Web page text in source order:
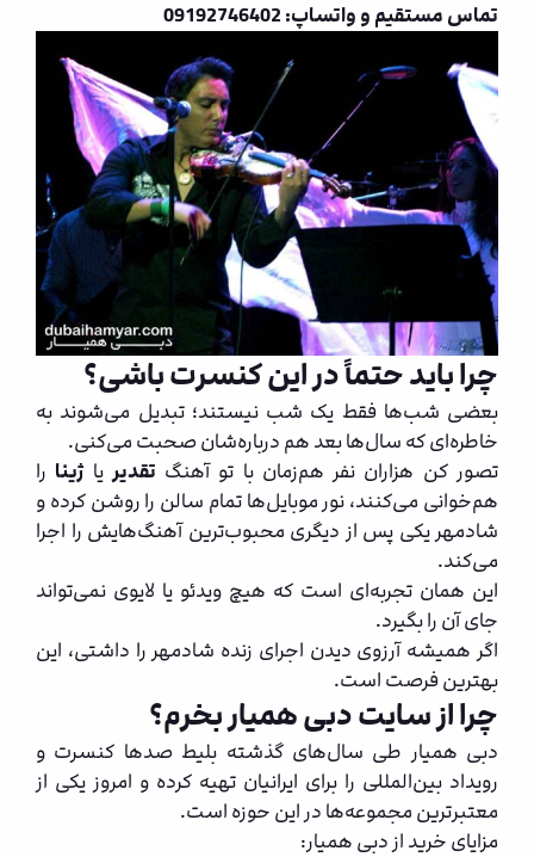
تماس مستقیم و واتساپ: 09192746402
چرا باید حتماً در این کنسرت باشی؟
بعضی شب‌ها فقط یک شب نیستند؛ تبدیل می‌شوند به
خاطره‌ای که سال‌ها بعد هم درباره‌شان صحبت می‌کنی.
تصور کن هزاران نفر هم‌زمان با تو آهنگ تقدیر یا ژینا را
هم‌خوانی می‌کنند، نور موبایل‌ها تمام سالن را روشن کرده و
شادمهر یکی پس از دیگری محبوب‌ترین آهنگ‌هایش را اجرا
می‌کند.
این همان تجربه‌ای است که هیچ ویدئو یا لایوی نمی‌تواند
جای آن را بگیرد.
اگر همیشه آرزوی دیدن اجرای زنده شادمهر را داشتی، این
بهترین فرصت است.
چرا از سایت دبی همیار بخرم؟
دبی همیار طی سال‌های گذشته بلیط صدها کنسرت و
رویداد بین‌المللی را برای ایرانیان تهیه کرده و امروز یکی از
معتبرترین مجموعه‌ها در این حوزه است.
مزایای خرید از دبی همیار: